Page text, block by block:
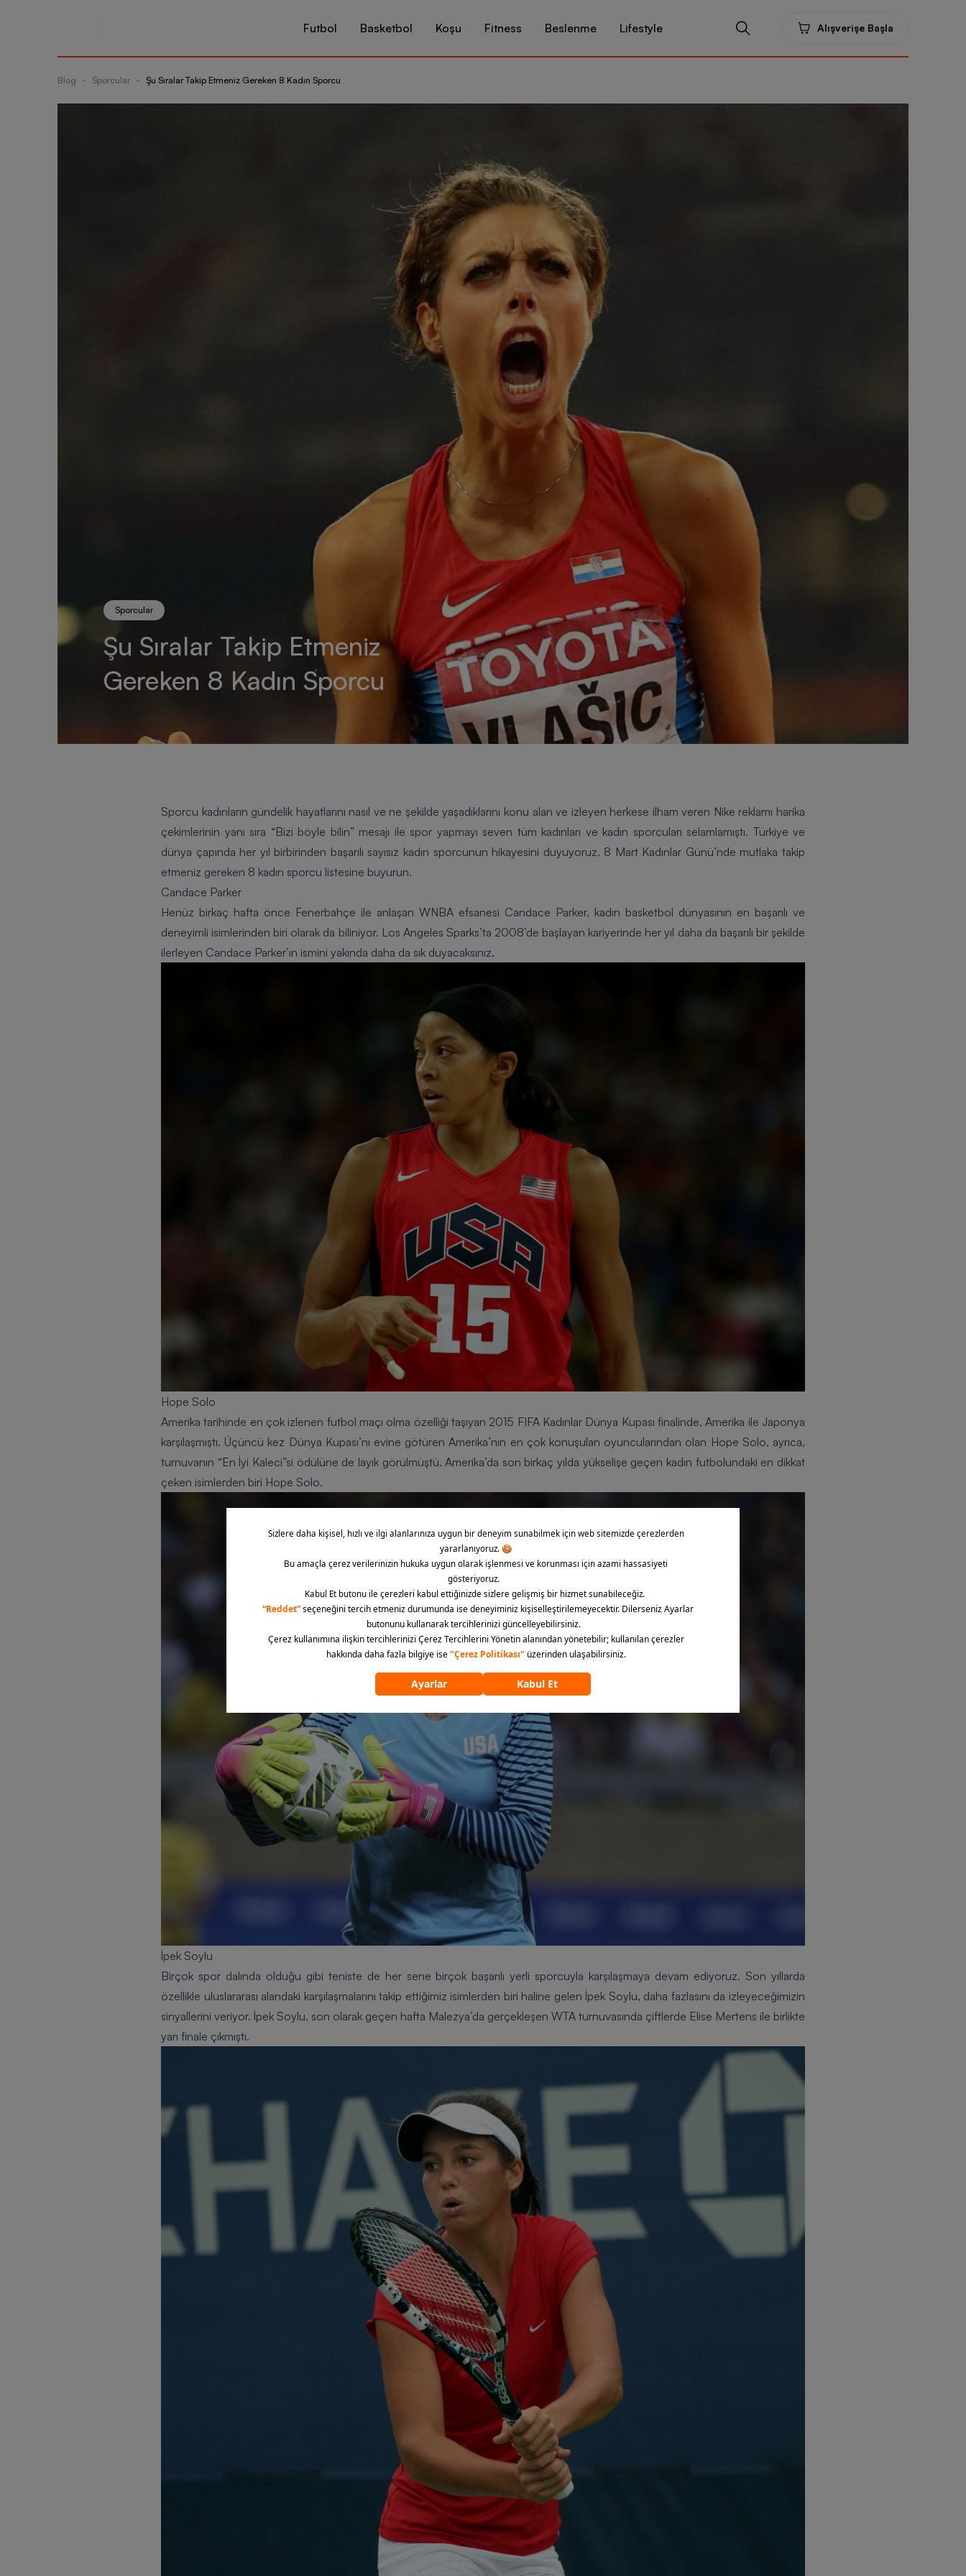
Futbol Basketbol Koşu Fitness Beslenme Lifestyle Alışverişe Başla
Blog - Sporcular - Şu Sıralar Takip Etmeniz Gereken 8 Kadın Sporcu
Sporcular
Şu Sıralar Takip Etmeniz
Gereken 8 Kadın Sporcu
Sporcu kadınların gündelik hayatlarını nasıl ve ne şekilde yaşadıklarını konu alan ve izleyen herkese ilham veren Nike reklamı harika
çekimlerinin yanı sıra “Bizi böyle bilin” mesajı ile spor yapmayı seven tüm kadınları ve kadın sporcuları selamlamıştı. Türkiye ve
dünya çapında her yıl birbirinden başarılı sayısız kadın sporcunun hikayesini duyuyoruz. 8 Mart Kadınlar Günü’nde mutlaka takip
etmeniz gereken 8 kadın sporcu listesine buyurun.
Candace Parker
Henüz birkaç hafta önce Fenerbahçe ile anlaşan WNBA efsanesi Candace Parker, kadın basketbol dünyasının en başarılı ve
deneyimli isimlerinden biri olarak da biliniyor. Los Angeles Sparks’ta 2008’de başlayan kariyerinde her yıl daha da başarılı bir şekilde
ilerleyen Candace Parker’ın ismini yakında daha da sık duyacaksınız.
Hope Solo
Amerika tarihinde en çok izlenen futbol maçı olma özelliği taşıyan 2015 FIFA Kadınlar Dünya Kupası finalinde, Amerika ile Japonya
karşılaşmıştı. Üçüncü kez Dünya Kupası’nı evine götüren Amerika’nın en çok konuşulan oyuncularından olan Hope Solo, ayrıca,
turnuvanın “En İyi Kaleci”si ödülüne de layık görülmüştü. Amerika’da son birkaç yılda yükselişe geçen kadın futbolundaki en dikkat
çeken isimlerden biri Hope Solo.
İpek Soylu
Birçok spor dalında olduğu gibi teniste de her sene birçok başarılı yerli sporcuyla karşılaşmaya devam ediyoruz. Son yıllarda
özellikle uluslararası alandaki karşılaşmalarını takip ettiğimiz isimlerden biri haline gelen İpek Soylu, daha fazlasını da izleyeceğimizin
sinyallerini veriyor. İpek Soylu, son olarak geçen hafta Malezya’da gerçekleşen WTA turnuvasında çiftlerde Elise Mertens ile birlikte
yarı finale çıkmıştı.